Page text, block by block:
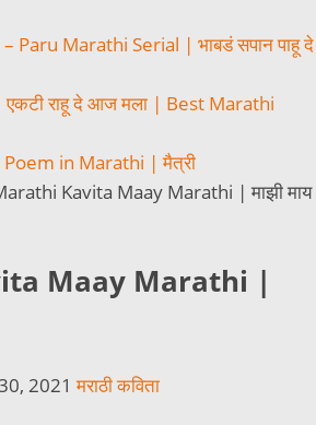
Paru Marathi Serial | भाबडं सपान पाहू दे
राहू दे आज मला | Best Marathi
in Marathi | मैत्री
Kavita Maay Marathi | माझी माय
Maay Marathi |
2021 मराठी कविता